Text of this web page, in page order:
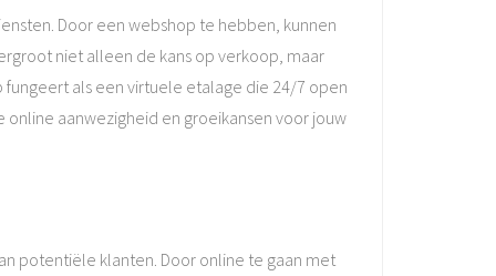
Door een webshop te hebben, kunnen
niet alleen de kans op verkoop, maar
als een virtuele etalage die 24/7 open
aanwezigheid en groeikansen voor jouw
potentiële klanten. Door online te gaan met